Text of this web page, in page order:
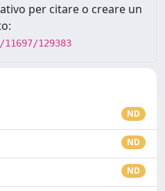
per citare o creare un
129383
ND
ND
ND